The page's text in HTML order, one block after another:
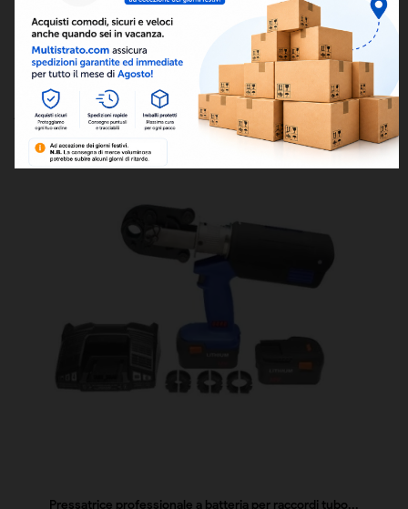
8050000053959
ARTICOLI CORRELATI: 
Pressatrice professionale a batteria per raccordi tubo...